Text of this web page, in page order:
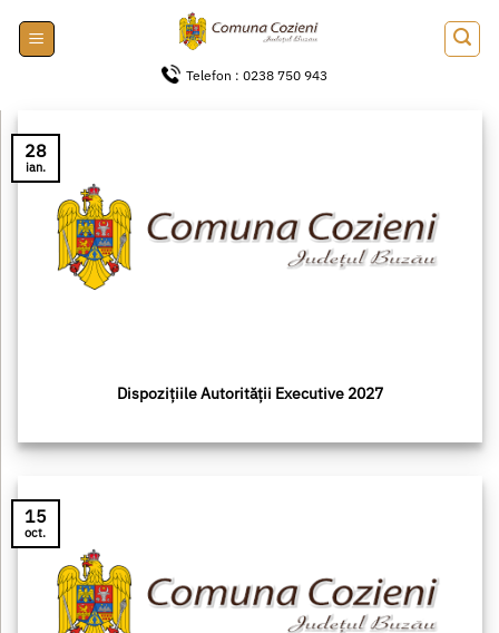
content
Telefon : 0238 750 943
Dispozițiile Autorității Executive 2027
28
ian.
15
oct.